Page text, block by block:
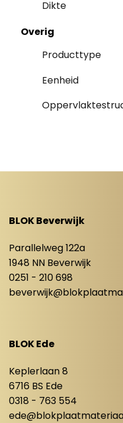
Dikte
Overig
Producttype
Eenheid
BLOK Beverwijk
Parallelweg 122a
1948 NN Beverwijk
0251 - 210 698
BLOK Ede
Keplerlaan 8
6716 BS Ede
0318 - 763 554